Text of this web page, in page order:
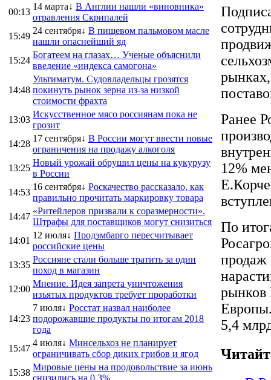
00:13
14 марта↓ В Англии нашли «виновника»
отравления Скрипалей
15:49
24 сентября↓ В пищевом пальмовом масле
нашли опаснейший яд
15:24
Богатеем на глазах… Ученые объяснили
введение «индекса самогона»
14:48
Ультиматум. Судовладельцы грозятся
покинуть рынок зерна из-за низкой
стоимости фрахта
13:03
Искусственное мясо россиянам пока не
грозит
14:28
17 сентября↓ В России могут ввести новые
ограничения на продажу алкоголя
13:25
Новый урожай обрушил цены на кукурузу
в России
14:53
16 сентября↓ Роскачество рассказало, как
правильно прочитать маркировку товара
14:47
«Ритейлеров призвали к соразмерности».
Штрафы для поставщиков могут снизиться
14:01
12 июля↓ Продэмбарго пересчитывает
российские цены
13:35
Россияне стали больше тратить за один
поход в магазин
12:00
Мнение. Идея запрета уничтожения
изъятых продуктов требует проработки
14:23
7 июля↓ Росстат назвал наиболее
подорожавшие продукты по итогам 2018
года
15:47
4 июля↓ Минсельхоз не планирует
ограничивать сбор диких грибов и ягод
15:38
Мировые цены на продовольствие за июнь
снизились на 0,3%
Ранее
12%
По
продаж
рынков
5,4